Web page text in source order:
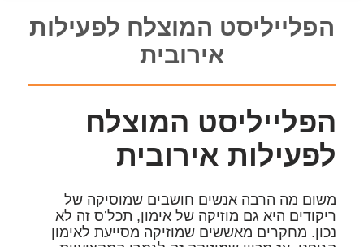
הפלייליסט המוצלח לפעילות
אירובית
הפלייליסט המוצלח
לפעילות אירובית
משום מה הרבה אנשים חושבים שמוסיקה של
ריקודים היא גם מוזיקה של אימון, תכל’ס זה לא
נכון. מחקרים מאששים שמוזיקה מסייעת לאימון